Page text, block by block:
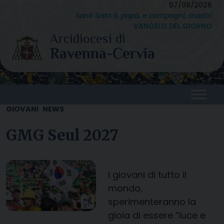
content
07/08/2026
Santi Sisto II, papa, e compagni, martiri
VANGELO DEL GIORNO
GIOVANI NEWS
GMG Seul 2027
I giovani di tutto il
mondo,
sperimenteranno la
gioia di essere “luce e